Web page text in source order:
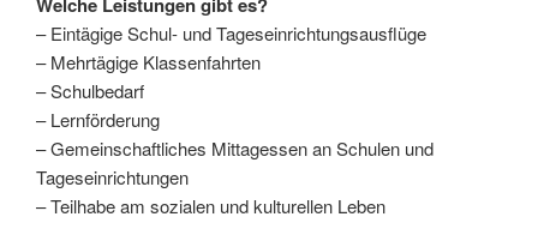
– Eintägige Schul- und Tageseinrichtungsausflüge
– Mehrtägige Klassenfahrten
– Schulbedarf
– Lernförderung
– Gemeinschaftliches Mittagessen an Schulen und
Tageseinrichtungen
– Teilhabe am sozialen und kulturellen Leben